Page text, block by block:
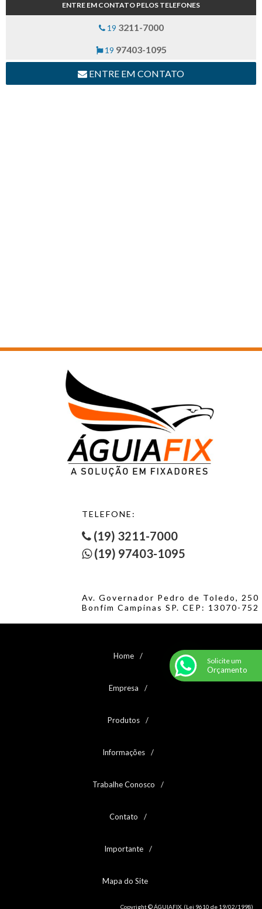
ENTRE EM CONTATO PELOS TELEFONES
19 3211-7000
19 97403-1095
ENTRE EM CONTATO
TELEFONE:
(19) 3211-7000
(19) 97403-1095
Av. Governador Pedro de Toledo, 250
Bonfim Campinas SP. CEP: 13070-752
Home
Empresa
Produtos
Informações
Trabalhe Conosco
Contato
Importante
Mapa do Site
Copyright © ÁGUIAFIX. (Lei 9610 de 19/02/1998)
Solicite um
Orçamento